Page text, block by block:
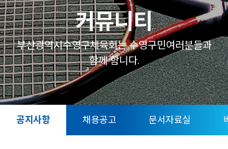
열기
열기
열기
열기
커뮤니티
부산광역시수영구체육회는 수영구민여러분들과
함께 함니다.
공지사항 채용공고 문서자료실